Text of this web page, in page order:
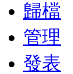
歸檔
管理
發表